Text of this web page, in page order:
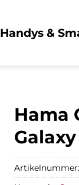
Handys &
Hama
Artikelnummer: